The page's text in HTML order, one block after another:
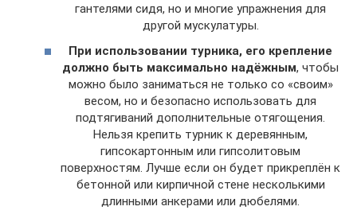
гантелями сидя, но и многие упражнения для
другой мускулатуры.
При использовании турника, его крепление
должно быть максимально надёжным, чтобы
можно было заниматься не только со «своим»
весом, но и безопасно использовать для
подтягиваний дополнительные отягощения.
Нельзя крепить турник к деревянным,
гипсокартонным или гипсолитовым
поверхностям. Лучше если он будет прикреплён к
бетонной или кирпичной стене несколькими
длинными анкерами или дюбелями.